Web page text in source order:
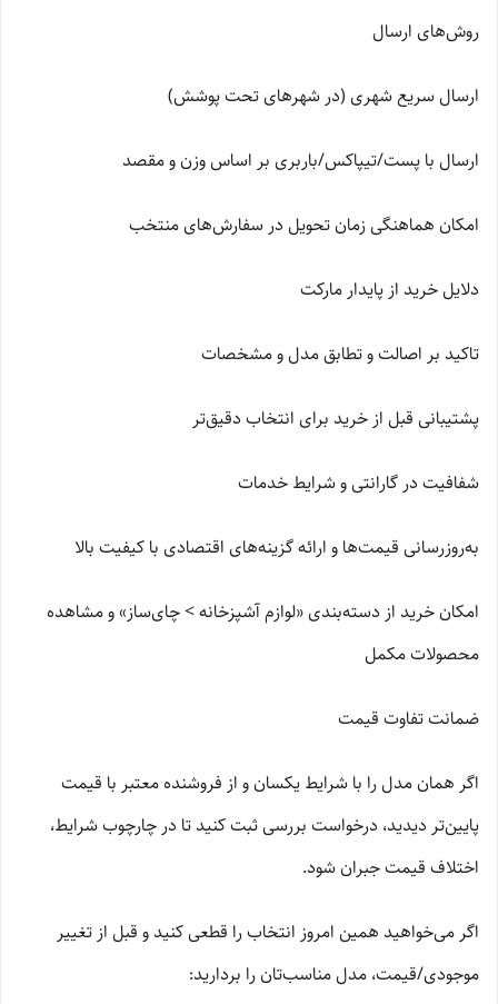
روش‌های ارسال
ارسال سریع شهری (در شهرهای تحت پوشش)
ارسال با پست/تیپاکس/باربری بر اساس وزن و مقصد
امکان هماهنگی زمان تحویل در سفارش‌های منتخب
دلایل خرید از پایدار مارکت
تاکید بر اصالت و تطابق مدل و مشخصات
پشتیبانی قبل از خرید برای انتخاب دقیق‌تر
شفافیت در گارانتی و شرایط خدمات
به‌روزرسانی قیمت‌ها و ارائه گزینه‌های اقتصادی با کیفیت بالا
امکان خرید از دسته‌بندی «لوازم آشپزخانه > چای‌ساز» و مشاهده
محصولات مکمل
ضمانت تفاوت قیمت
اگر همان مدل را با شرایط یکسان و از فروشنده معتبر با قیمت
پایین‌تر دیدید، درخواست بررسی ثبت کنید تا در چارچوب شرایط،
اختلاف قیمت جبران شود.
اگر می‌خواهید همین امروز انتخاب را قطعی کنید و قبل از تغییر
موجودی/قیمت، مدل مناسب‌تان را بردارید: